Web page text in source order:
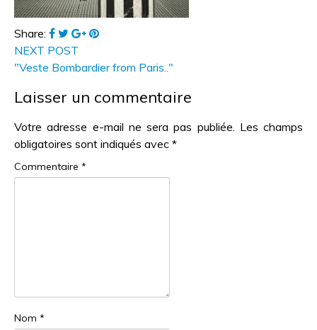
Share:
NEXT POST
"Veste Bombardier from Paris.."
Laisser un commentaire
Votre adresse e-mail ne sera pas publiée. Les champs
obligatoires sont indiqués avec *
Commentaire *
Nom *